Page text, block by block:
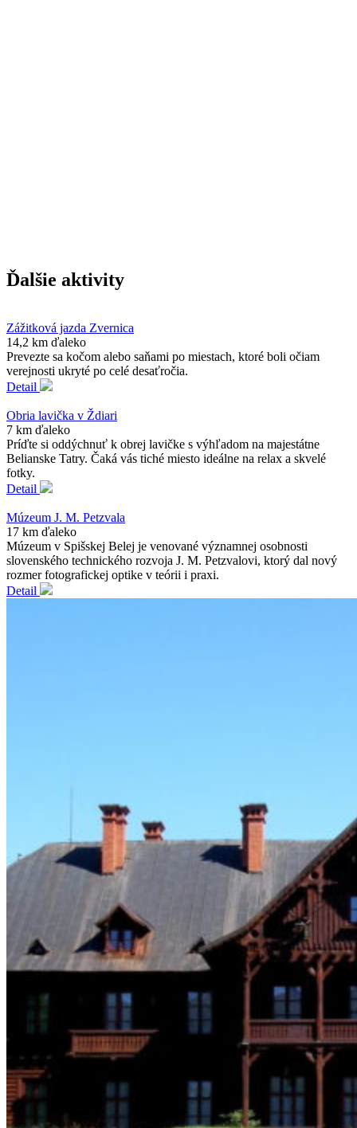
Ďalšie aktivity
Zážitková jazda Zvernica
14,2 km ďaleko
Prevezte sa kočom alebo saňami po miestach, ktoré boli očiam
verejnosti ukryté po celé desaťročia.
Detail
Obria lavička v Ždiari
7 km ďaleko
Príďte si oddýchnuť k obrej lavičke s výhľadom na majestátne
Belianske Tatry. Čaká vás tiché miesto ideálne na relax a skvelé
fotky.
Detail
Múzeum J. M. Petzvala
17 km ďaleko
Múzeum v Spišskej Belej je venované významnej osobnosti
slovenského technického rozvoja J. M. Petzvalovi, ktorý dal nový
rozmer fotografickej optike v teórii i praxi.
Detail